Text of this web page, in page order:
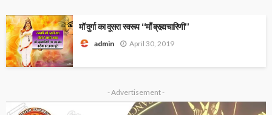
माॅ दुर्गा का दूसरा स्वरूप “माँ ब्रह्मचारिणी”
admin April 30, 2019
- Advertisement -